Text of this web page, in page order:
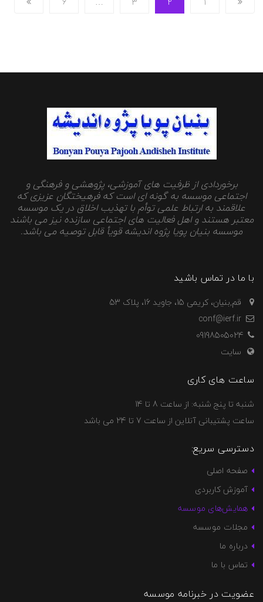
برخوردادی از ظرفیت های آموزشی، پژوهشی و فرهنگی و
اجتماعی موسسه به گونه ای است که فرهیختگان عزیزی که
علاقمند به ارتباط علمی توأم با تهذیب اخلاق در یک موسسه
معتبر هستند و اهل فعالیت های اجتماعی سازنده نیز می باشند
موسسه بنیان پویا پژوه اندیشه قویأ قابل توصیه می باشد.
با ما در تماس باشید
قم,بنیان، کریمی 15، جاوید 16، پلاک 53
09198505024
سایت
ساعت های کاری
شنبه تا پنج شنبه: از ساعت 8 تا 14
ساعت پشتیبانی آنلاین از ساعت 7 تا 24 می باشد
دسترسی سریع:
صفحه اصلی
آموزش کاربردی
همایش‌های موسسه
مجلات موسسه
درباره ما
تماس با ما
عضویت در خبرنامه موسسه